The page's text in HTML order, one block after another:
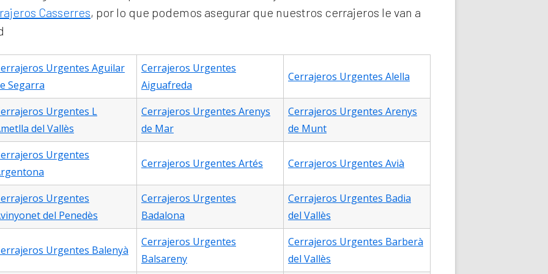
Casserres, por lo que podemos asegurar que nuestros cerrajeros le van a
Urgentes Aguilar
Segarra
Cerrajeros Urgentes
Aiguafreda
Cerrajeros Urgentes Alella
Urgentes L
del Vallès
Cerrajeros Urgentes Arenys
de Mar
Cerrajeros Urgentes Arenys
de Munt
Urgentes
Cerrajeros Urgentes Artés Cerrajeros Urgentes Avià
Urgentes
del Penedès
Cerrajeros Urgentes
Badalona
Cerrajeros Urgentes Badia
del Vallès
Urgentes Balenyà
Cerrajeros Urgentes
Balsareny
Cerrajeros Urgentes Barberà
del Vallès